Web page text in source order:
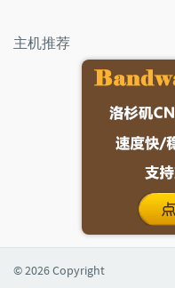
主机推荐
© 2026 Copyright